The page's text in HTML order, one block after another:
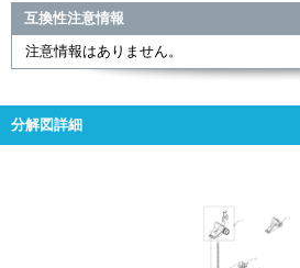
互換性注意情報
注意情報はありません。
分解図詳細